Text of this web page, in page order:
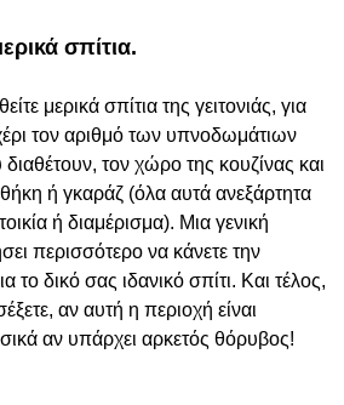
σπίτια.
μερικά σπίτια της γειτονιάς, για
τον αριθμό των υπνοδωμάτιων
τον χώρο της κουζίνας και
ή γκαράζ (όλα αυτά ανεξάρτητα
ή διαμέρισμα). Μια γενική
περισσότερο να κάνετε την
το δικό σας ιδανικό σπίτι. Και τέλος,
αν αυτή η περιοχή είναι
αν υπάρχει αρκετός θόρυβος!